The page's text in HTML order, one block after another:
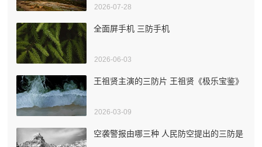
2026-07-28
全面屏手机 三防手机
2026-06-03
王祖贤主演的三防片 王祖贤《极乐宝鉴》
2026-03-09
空袭警报由哪三种 人民防空提出的三防是